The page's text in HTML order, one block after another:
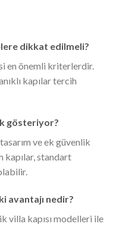
dikkat edilmeli?
en önemli kriterlerdir.
kapılar tercih
gösteriyor?
ve ek güvenlik
kapılar, standart
avantajı nedir?
villa kapısı modelleri ile